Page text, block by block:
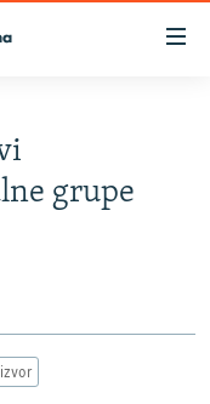
grupe
izvor